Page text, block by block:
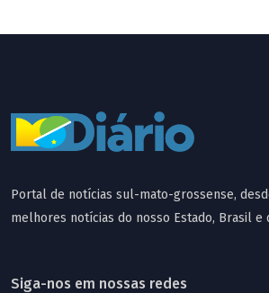
Portal de notícias sul-mato-grossense,
melhores notícias do nosso Estado, Brasil e
Siga-nos em nossas redes